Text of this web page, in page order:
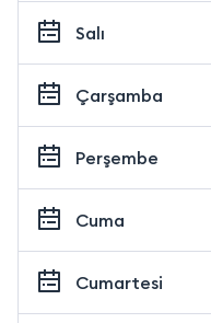
Salı
Çarşamba
Perşembe
Cuma
Cumartesi